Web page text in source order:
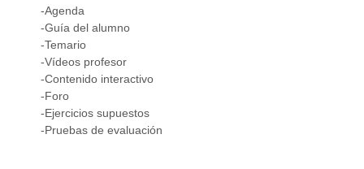
-Agenda
-Guía del alumno
-Temario
-Vídeos profesor
-Contenido interactivo
-Foro
-Ejercicios supuestos
-Pruebas de evaluación